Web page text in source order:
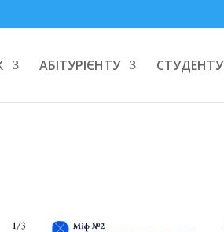
АБІТУРІЄНТУ СТУДЕНТУ